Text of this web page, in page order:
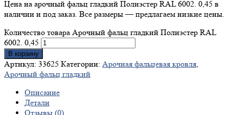
Цена на арочный фальц гладкий Полиэстер RAL 6002. 0,45 в
наличии и под заказ. Все размеры — предлагаем низкие цены.
Количество товара Арочный фальц гладкий Полиэстер RAL
6002. 0,45
В корзину
Артикул: 33625 Категории: Арочная фальцевая кровля,
Арочный фальц гладкий
Описание
Детали
Отзывы (0)